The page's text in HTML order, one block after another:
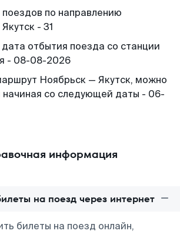
поездов по направлению
- 31
отбытия поезда со станции
- 08-08-2026
Ноябрьск — Якутск, можно
начиная со следующей даты - 06-
информация
на поезд через интернет
билеты на поезд онлайн,